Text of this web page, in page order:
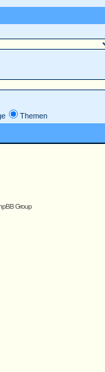
Themen
Group